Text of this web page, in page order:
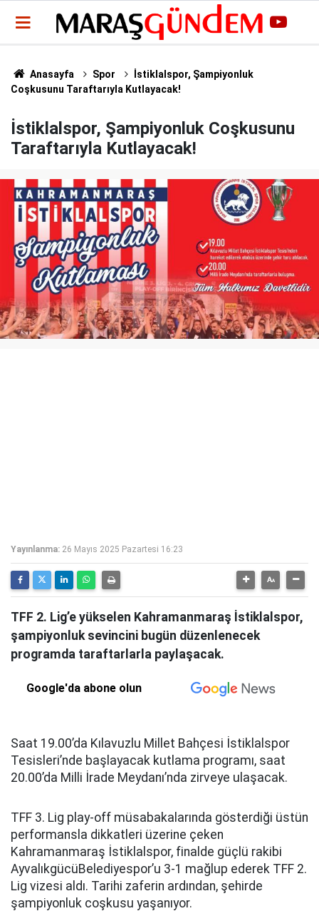
Anasayfa Spor
İstiklalspor, Şampiyonluk
Coşkusunu Taraftarıyla Kutlayacak!
İstiklalspor, Şampiyonluk Coşkusunu
Taraftarıyla Kutlayacak!
Yayınlanma: 26 Mayıs 2025 Pazartesi 16:23
TFF 2. Lig’e yükselen Kahramanmaraş İstiklalspor,
şampiyonluk sevincini bugün düzenlenecek
programda taraftarlarla paylaşacak.
Google'da abone olun
Saat 19.00’da Kılavuzlu Millet Bahçesi İstiklalspor
Tesisleri’nde başlayacak kutlama programı, saat
20.00’da Milli İrade Meydanı’nda zirveye ulaşacak.
TFF 3. Lig play-off müsabakalarında gösterdiği üstün
performansla dikkatleri üzerine çeken
Kahramanmaraş İstiklalspor, finalde güçlü rakibi
AyvalıkgücüBelediyespor’u 3-1 mağlup ederek TFF 2.
Lig vizesi aldı. Tarihi zaferin ardından, şehirde
şampiyonluk coşkusu yaşanıyor.